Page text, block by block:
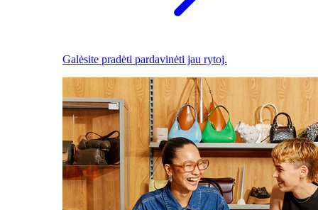
Galėsite pradėti pardavinėti jau rytoj.